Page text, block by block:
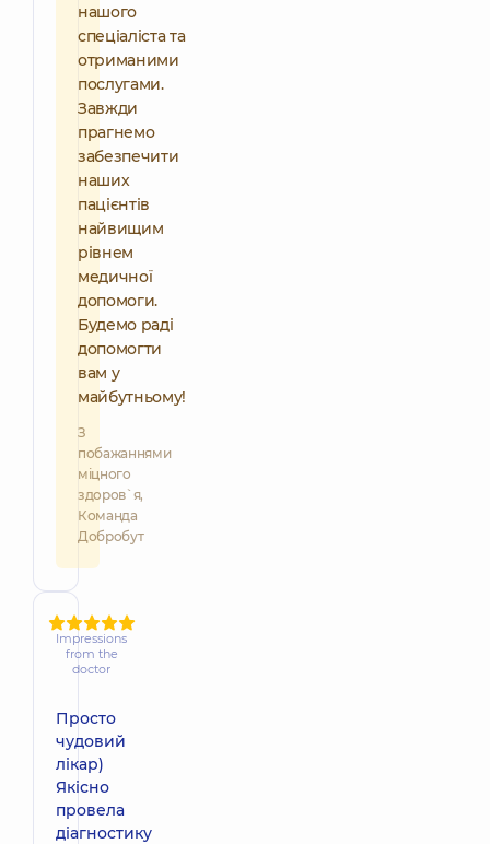
нашого
спеціаліста та
отриманими
послугами.
Завжди
прагнемо
забезпечити
наших
пацієнтів
найвищим
рівнем
медичної
допомоги.
Будемо раді
допомогти
вам у
майбутньому!
З
побажаннями
міцного
здоров`я,
Команда
Добробут
Impressions
from the
doctor
Просто
чудовий
лікар)
Якісно
провела
діагностику